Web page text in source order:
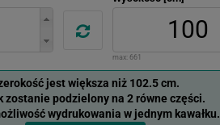
max: 661
jest większa niż 102.5 cm.
zostanie podzielony na 2 równe części.
wydrukowania w jednym kawałku.